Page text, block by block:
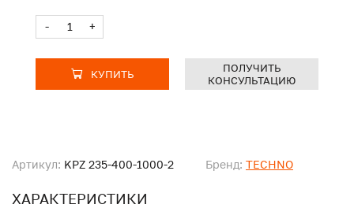
Артикул: KPZ 235-400-1000-2 Бренд: TECHNO
ХАРАКТЕРИСТИКИ
- +
КУПИТЬ
ПОЛУЧИТЬ
КОНСУЛЬТАЦИЮ